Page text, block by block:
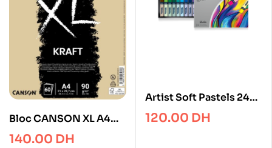
Bloc CANSON XL A4
Kraft 90gr 60F
140.00 DH
Artist Soft Pastels 24
colours – Colorino
120.00 DH